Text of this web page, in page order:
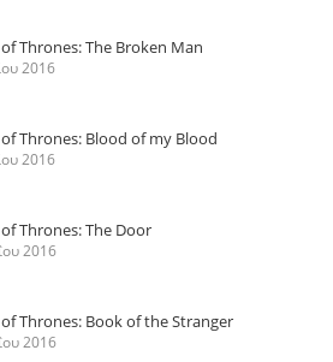
Thrones: The Broken Man
2016
Thrones: Blood of my Blood
2016
Thrones: The Door
2016
Thrones: Book of the Stranger
2016